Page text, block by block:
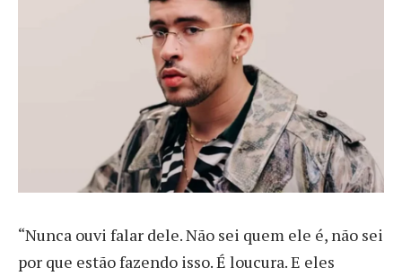
“Nunca ouvi falar dele. Não sei quem ele é, não sei
por que estão fazendo isso. É loucura. E eles